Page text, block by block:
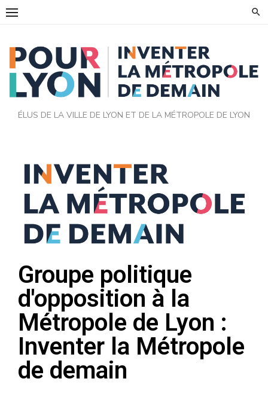
ÉLUS DE LA VILLE DE LYON ET DE LA MÉTROPOLE DE LYON
Groupe politique
d'opposition à la
Métropole de Lyon :
Inventer la Métropole
de demain​